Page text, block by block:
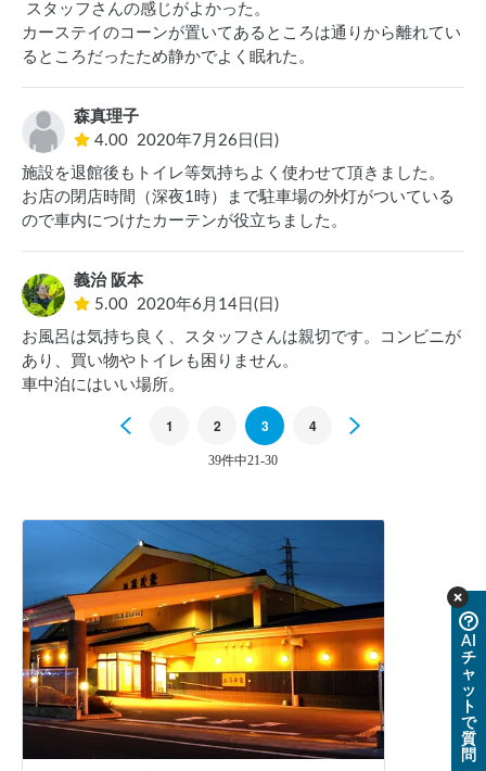
トイレですが、スタッフからの説明では
隣の公園のトイレを使うように言われました。
他にも車中泊している方は多くいて、
営業中にどの車が車中泊かは判断できないので
隣合って駐車しているところもありました。
もし気になるのであれば営業後に車を空いているところに
移動するのもありなのかな？とおもいました。
カーステイのコーンが置いてあるところは通りから離れてい
森真理子
4.00 2020年7月26日(日)
施設を退館後もトイレ等気持ちよく使わせて頂きました。
お店の閉店時間（深夜1時）まで駐車場の外灯がついている
義治 阪本
5.00 2020年6月14日(日)
お風呂は気持ち良く、スタッフさんは親切です。コンビニが
あり、買い物やトイレも困りません。
車中泊にはいい場所。
Previous
1 2 3 4
39件中21-30
AI
チ
ャ
ッ
ト
で
質
問